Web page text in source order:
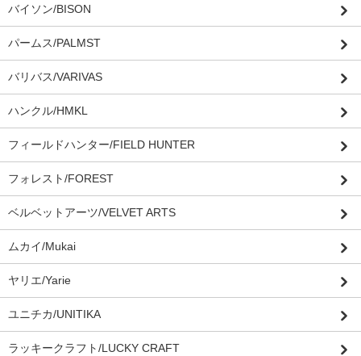
バイソン/BISON
パームス/PALMST
バリバス/VARIVAS
ハンクル/HMKL
フィールドハンター/FIELD HUNTER
フォレスト/FOREST
ベルベットアーツ/VELVET ARTS
ムカイ/Mukai
ヤリエ/Yarie
ユニチカ/UNITIKA
ラッキークラフト/LUCKY CRAFT